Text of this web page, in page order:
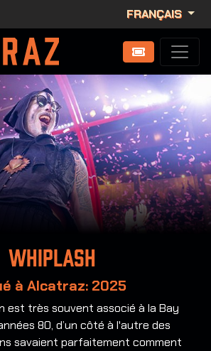
FRANÇAIS
Whiplash
à Alcatraz: 2025
est très souvent associé à la Bay
80, d’un côté à l'autre des
savaient parfaitement comment